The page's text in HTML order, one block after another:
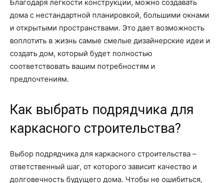
Благодаря легкости конструкции, можно создавать
дома с нестандартной планировкой, большими окнами
и открытыми пространствами. Это дает возможность
воплотить в жизнь самые смелые дизайнерские идеи и
создать дом, который будет полностью
соответствовать вашим потребностям и
предпочтениям.
Как выбрать подрядчика для
каркасного строительства?
Выбор подрядчика для каркасного строительства –
ответственный шаг, от которого зависит качество и
долговечность будущего дома. Чтобы не ошибиться,